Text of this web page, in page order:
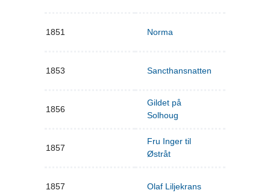
1851 Norma
1853 Sancthansnatten
1856
Gildet på
Solhoug
1857
Fru Inger til
Østråt
1857 Olaf Liljekrans